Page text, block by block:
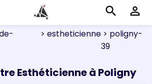
search perm_identity
> estheticienne > poligny-
39
Esthéticienne à Poligny